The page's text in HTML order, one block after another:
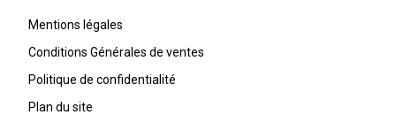
Mentions légales
Conditions Générales de ventes
Politique de confidentialité
Plan du site